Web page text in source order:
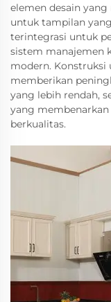
elemen desain
untuk tampilan
terintegrasi untuk
sistem manajemen
modern. Konstruksi
memberikan
yang lebih rendah,
yang
berkualitas.